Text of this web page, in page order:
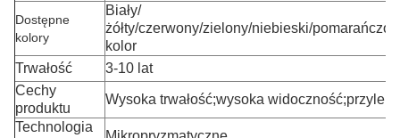
Dostępne
kolory
Biały/
żółty/czerwony/zielony/niebieski/
kolor
Trwałość
3-10 lat
Cechy
produktu
Wysoka trwałość;wysoka
Technologia